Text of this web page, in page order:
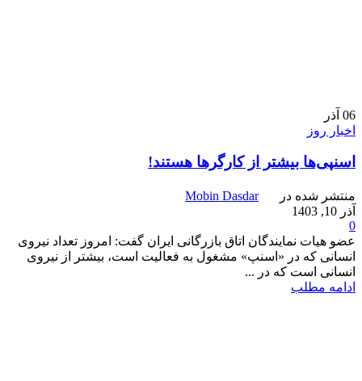
06 آذر
اخبار روز
اسنپی‌ها بیشتر از کارگرها هستند!
منتشر شده در
Mobin Dasdar
آذر 10, 1403
0
عضو هیات نمایندگان اتاق بازرگانی ایران گفت: امروز تعداد نیروی
انسانی که در «اسنپ» مشغول به فعالیت است، بیشتر از نیروی
انسانی است که در ...
ادامه مطلب